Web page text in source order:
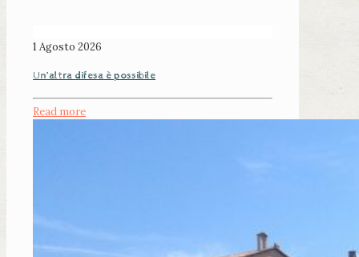
1 Agosto 2026
Un’altra difesa è possibile
Read more